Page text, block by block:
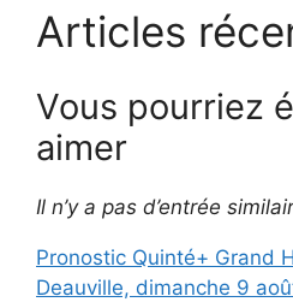
Articles
Vous pourriez
aimer
Il n’y a pas d’entrée
Pronostic Quinté+ Grand
Deauville, dimanche 9